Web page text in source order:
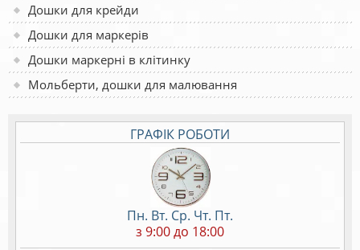
Дошки для крейди
Дошки для маркерів
Дошки маркерні в клітинку
Мольберти, дошки для малювання
ГРАФІК РОБОТИ
Пн. Вт. Ср. Чт. Пт.
з 9:00 до 18:00